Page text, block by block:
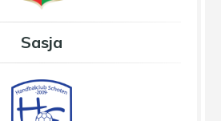
Sasja